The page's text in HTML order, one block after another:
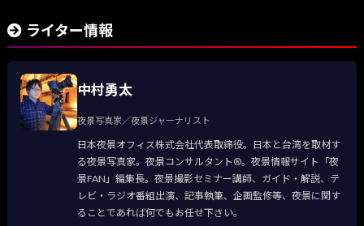
ライター情報
中村勇太
夜景写真家／夜景ジャーナリスト
日本夜景オフィス株式会社代表取締役。日本と台湾を取材す
る夜景写真家。夜景コンサルタント®。夜景情報サイト「夜
景FAN」編集長。夜景撮影セミナー講師、ガイド・解説、テ
レビ・ラジオ番組出演、記事執筆、企画監修等、夜景に関す
ることであれば何でもお任せ下さい。